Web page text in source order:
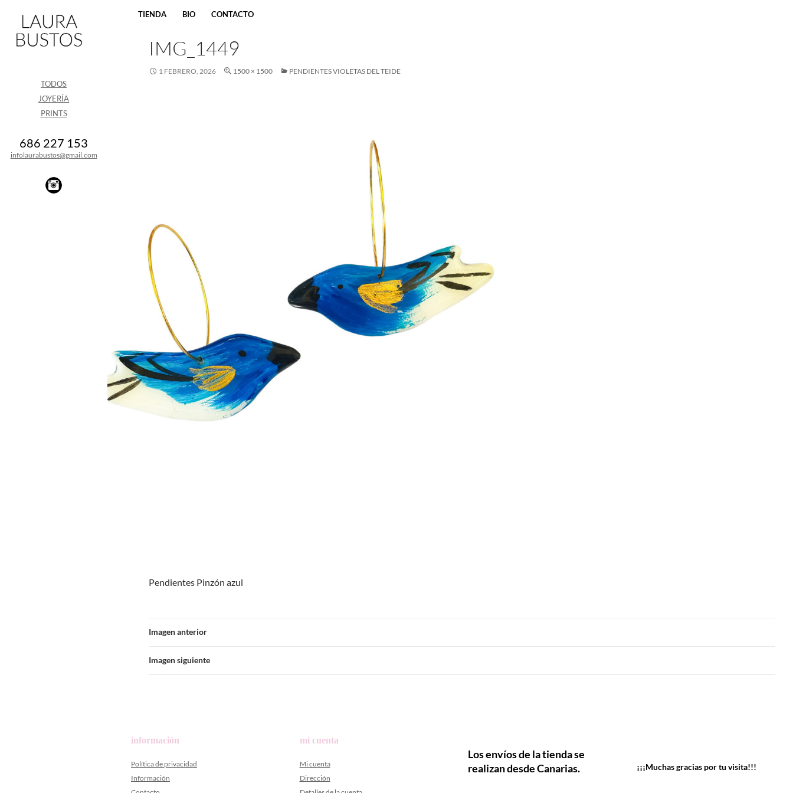
TIENDA
BIO CONTACTO
IMG_1449
1 FEBRERO, 2026 1500 × 1500 PENDIENTES VIOLETAS DEL TEIDE
Pendientes Pinzón azul
Imagen anterior
Imagen siguiente
TODOS
JOYERÍA
PRINTS
686 227 153
infolaurabustos@gmail.com
información
Política de privacidad
Información
mi cuenta
Mi cuenta
Dirección
Los envíos de la tienda se
realizan desde Canarias.
¡¡¡Muchas gracias por tu visita!!!